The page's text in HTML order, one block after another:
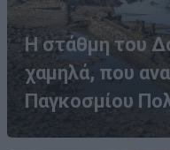
Η στάθμη του
χαμηλά, που
Παγκοσμίου